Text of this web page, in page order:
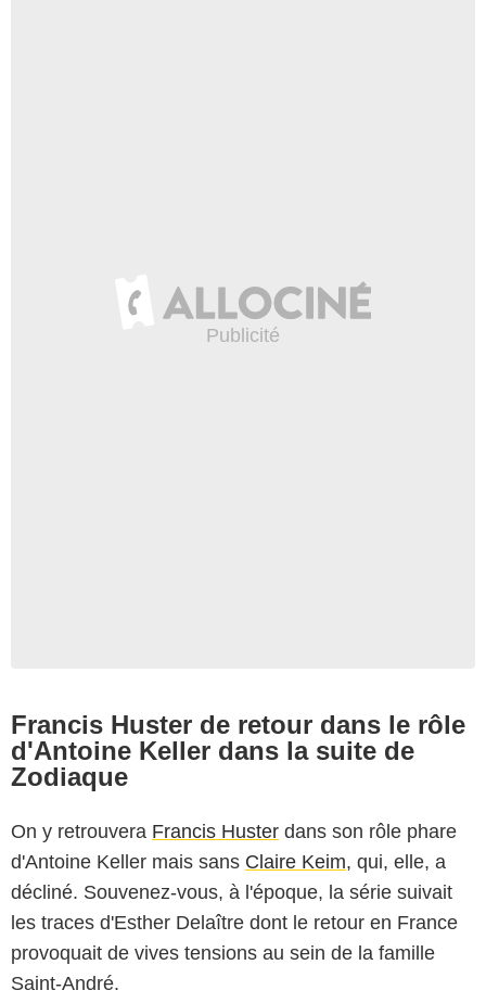
Francis Huster de retour dans le rôle
d'Antoine Keller dans la suite de
Zodiaque
On y retrouvera Francis Huster dans son rôle phare
d'Antoine Keller mais sans Claire Keim, qui, elle, a
décliné. Souvenez-vous, à l'époque, la série suivait
les traces d'Esther Delaître dont le retour en France
provoquait de vives tensions au sein de la famille
Saint-André.